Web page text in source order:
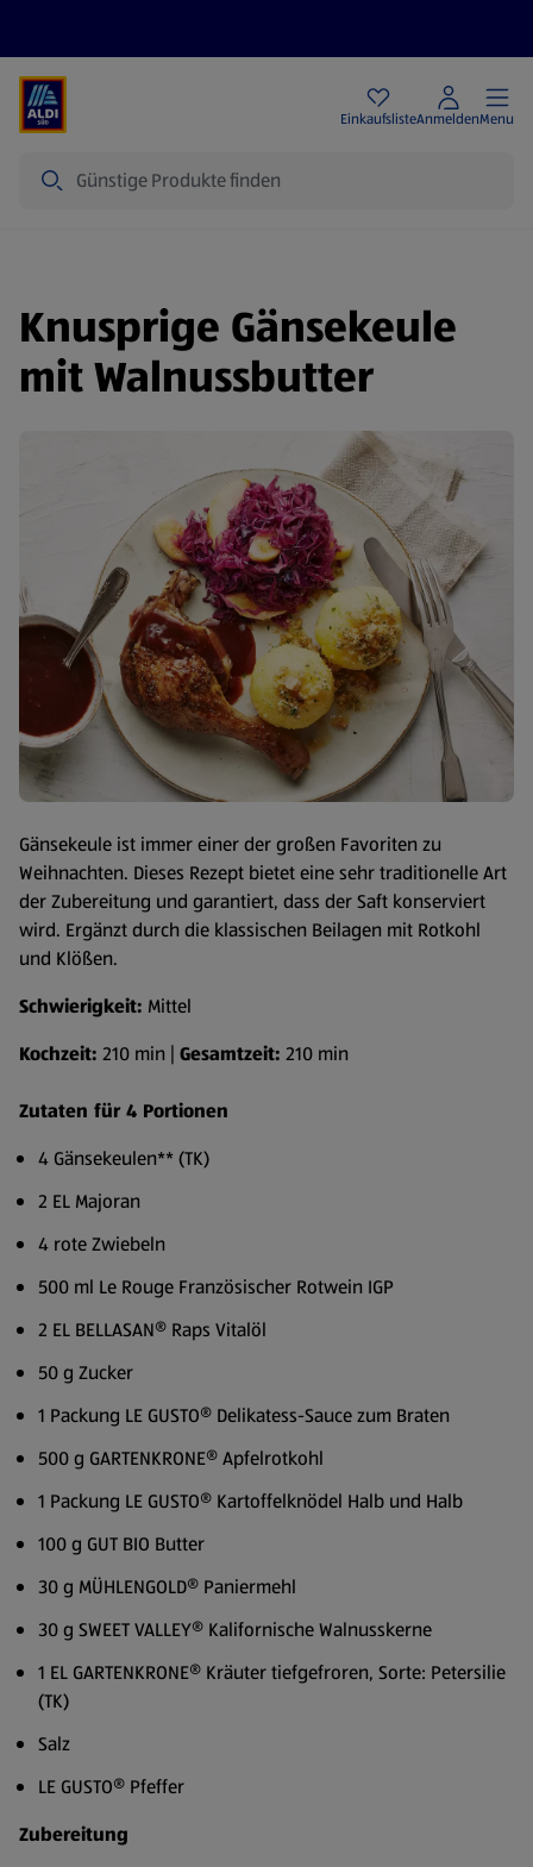
EinkaufslisteAnmeldenMenu
Knusprige Gänsekeule
mit Walnussbutter
Gänsekeule ist immer einer der großen Favoriten zu
Weihnachten. Dieses Rezept bietet eine sehr traditionelle Art
der Zubereitung und garantiert, dass der Saft konserviert
wird. Ergänzt durch die klassischen Beilagen mit Rotkohl
und Klößen.
Schwierigkeit: Mittel
Kochzeit: 210 min | Gesamtzeit: 210 min
Zutaten für 4 Portionen
4 Gänsekeulen** (TK)
2 EL Majoran
4 rote Zwiebeln
500 ml Le Rouge Französischer Rotwein IGP
2 EL BELLASAN® Raps Vitalöl
50 g Zucker
1 Packung LE GUSTO® Delikatess-Sauce zum Braten
500 g GARTENKRONE® Apfelrotkohl
1 Packung LE GUSTO® Kartoffelknödel Halb und Halb
100 g GUT BIO Butter
30 g MÜHLENGOLD® Paniermehl
30 g SWEET VALLEY® Kalifornische Walnusskerne
1 EL GARTENKRONE® Kräuter tiefgefroren, Sorte: Petersilie
(TK)
Salz
LE GUSTO® Pfeffer
Zubereitung